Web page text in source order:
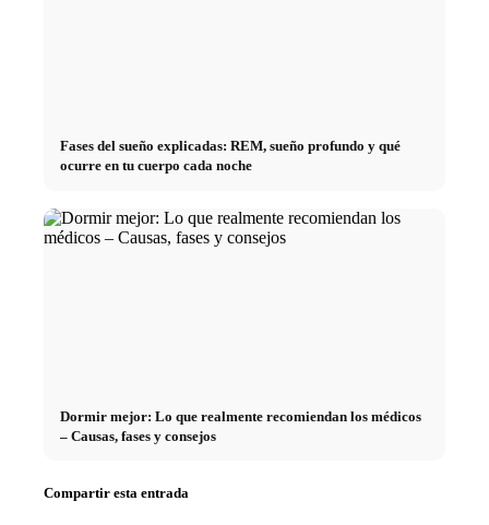
Fases del sueño explicadas: REM, sueño profundo y qué
ocurre en tu cuerpo cada noche
Dormir mejor: Lo que realmente recomiendan los médicos
– Causas, fases y consejos
Compartir esta entrada